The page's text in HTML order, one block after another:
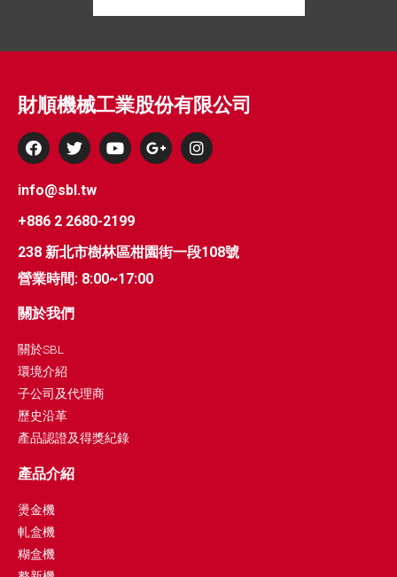
財順機械工業股份有限公司
info@sbl.tw
+886 2 2680-2199
238 新北市樹林區柑園街一段108號
營業時間: 8:00~17:00
關於我們
關於SBL
環境介紹
子公司及代理商
歷史沿革
產品認證及得獎紀錄
產品介紹
燙金機
軋盒機
糊盒機